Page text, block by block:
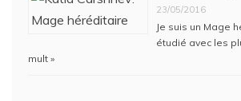
23/05/2016
Je suis un Mage
étudié avec les
mult »